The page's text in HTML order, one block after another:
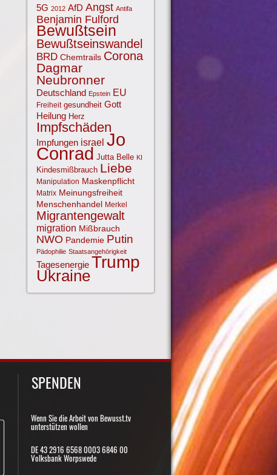
5G 2012 AfD Angst Antifa
Benjamin Fulford
Bewußtsein
Bewußtseinswandel
BRD Chemtrails Corona
Dagmar
Neubronner
Deutschland Epstein EU
Freiheit gesundheit Gott
Heilung Herz
Impfschäden
Impfungen israel Jo
Conrad Jutta Belle KI
Kindesmißbrauch Liebe
Manipulation Maskenpflicht
Matrix Meinungsfreiheit
Menschenhandel Merkel
Migrantengewalt
migration Mißbrauch
NWO Pandemie Putin
Pädophilie Staatsangehörigkeit
Tagesenergie Trump
Ukraine
SPENDEN
Wenn Sie die Arbeit von Bewusst.tv
unterstützen wollen
DE 43 2916 6568 0003 6846 00
Volksbank Worpswede